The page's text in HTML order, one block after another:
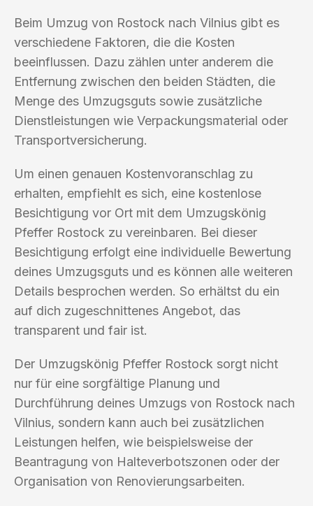
Beim Umzug von Rostock nach Vilnius gibt es
verschiedene Faktoren, die die Kosten
beeinflussen. Dazu zählen unter anderem die
Entfernung zwischen den beiden Städten, die
Menge des Umzugsguts sowie zusätzliche
Dienstleistungen wie Verpackungsmaterial oder
Transportversicherung.
Um einen genauen Kostenvoranschlag zu
erhalten, empfiehlt es sich, eine kostenlose
Besichtigung vor Ort mit dem Umzugskönig
Pfeffer Rostock zu vereinbaren. Bei dieser
Besichtigung erfolgt eine individuelle Bewertung
deines Umzugsguts und es können alle weiteren
Details besprochen werden. So erhältst du ein
auf dich zugeschnittenes Angebot, das
transparent und fair ist.
Der Umzugskönig Pfeffer Rostock sorgt nicht
nur für eine sorgfältige Planung und
Durchführung deines Umzugs von Rostock nach
Vilnius, sondern kann auch bei zusätzlichen
Leistungen helfen, wie beispielsweise der
Beantragung von Halteverbotszonen oder der
Organisation von Renovierungsarbeiten.